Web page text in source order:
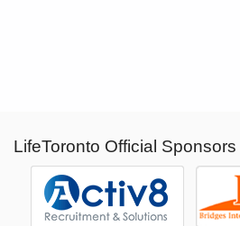
LifeToronto Official Sponsors